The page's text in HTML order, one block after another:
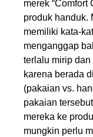
merek “Comfort
produk handuk.
memiliki kata-
menganggap
terlalu mirip
karena berada
(pakaian vs.
pakaian
mereka ke
mungkin perlu